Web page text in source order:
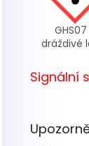
dráždivé
Signální